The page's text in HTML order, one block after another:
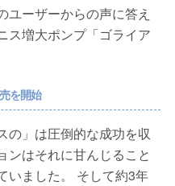
ユーザーからの声に答え
ス増大ポンプ「ゴライア
を開始
の」は圧倒的な成功を収
ンはそれに甘んじること
いました。 そして約3年